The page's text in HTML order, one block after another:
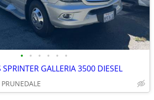
• • • • • •
GALLERIA 3500 DIESEL
PRUNEDALE